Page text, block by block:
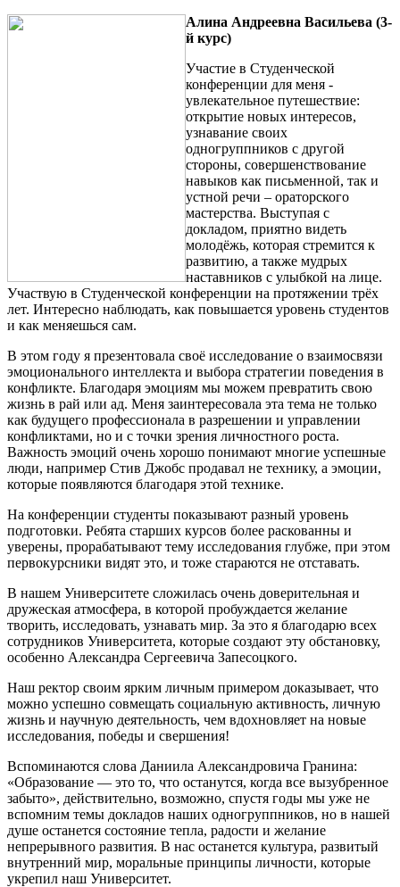
Алина Андреевна Васильева (3-
й курс)
Участие в Студенческой
конференции для меня -
увлекательное путешествие:
открытие новых интересов,
узнавание своих
одногруппников с другой
стороны, совершенствование
навыков как письменной, так и
устной речи – ораторского
мастерства. Выступая с
докладом, приятно видеть
молодёжь, которая стремится к
развитию, а также мудрых
наставников с улыбкой на лице.
Участвую в Студенческой конференции на протяжении трёх
лет. Интересно наблюдать, как повышается уровень студентов
и как меняешься сам.
В этом году я презентовала своё исследование о взаимосвязи
эмоционального интеллекта и выбора стратегии поведения в
конфликте. Благодаря эмоциям мы можем превратить свою
жизнь в рай или ад. Меня заинтересовала эта тема не только
как будущего профессионала в разрешении и управлении
конфликтами, но и с точки зрения личностного роста.
Важность эмоций очень хорошо понимают многие успешные
люди, например Стив Джобс продавал не технику, а эмоции,
которые появляются благодаря этой технике.
На конференции студенты показывают разный уровень
подготовки. Ребята старших курсов более раскованны и
уверены, прорабатывают тему исследования глубже, при этом
первокурсники видят это, и тоже стараются не отставать.
В нашем Университете сложилась очень доверительная и
дружеская атмосфера, в которой пробуждается желание
творить, исследовать, узнавать мир. За это я благодарю всех
сотрудников Университета, которые создают эту обстановку,
особенно Александра Сергеевича Запесоцкого.
Наш ректор своим ярким личным примером доказывает, что
можно успешно совмещать социальную активность, личную
жизнь и научную деятельность, чем вдохновляет на новые
исследования, победы и свершения!
Вспоминаются слова Даниила Александровича Гранина:
«Образование — это то, что останутся, когда все вызубренное
забыто», действительно, возможно, спустя годы мы уже не
вспомним темы докладов наших одногруппников, но в нашей
душе останется состояние тепла, радости и желание
непрерывного развития. В нас останется культура, развитый
внутренний мир, моральные принципы личности, которые
укрепил наш Университет.